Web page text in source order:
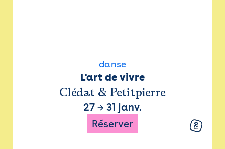
danse
L'art de vivre
Clédat & Petitpierre
27 → 31 janv.
Réserver